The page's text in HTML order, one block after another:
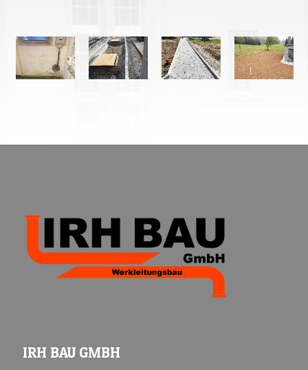
IRH BAU GMBH